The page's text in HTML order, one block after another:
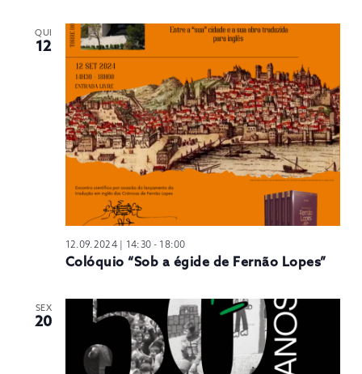
QUI
12
12.09.2024 | 14:30 - 18:00
Colóquio “Sob a égide de Fernão Lopes”
SEX
20